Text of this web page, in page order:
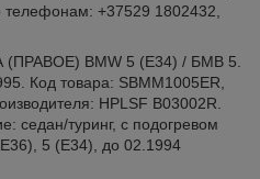
+37529 1802432,
BMW 5 (E34) / БМВ 5.
Код товара: SBMM1005ER,
HPLSF B03002R.
седан/туринг, с подогревом
5 (E34), до 02.1994